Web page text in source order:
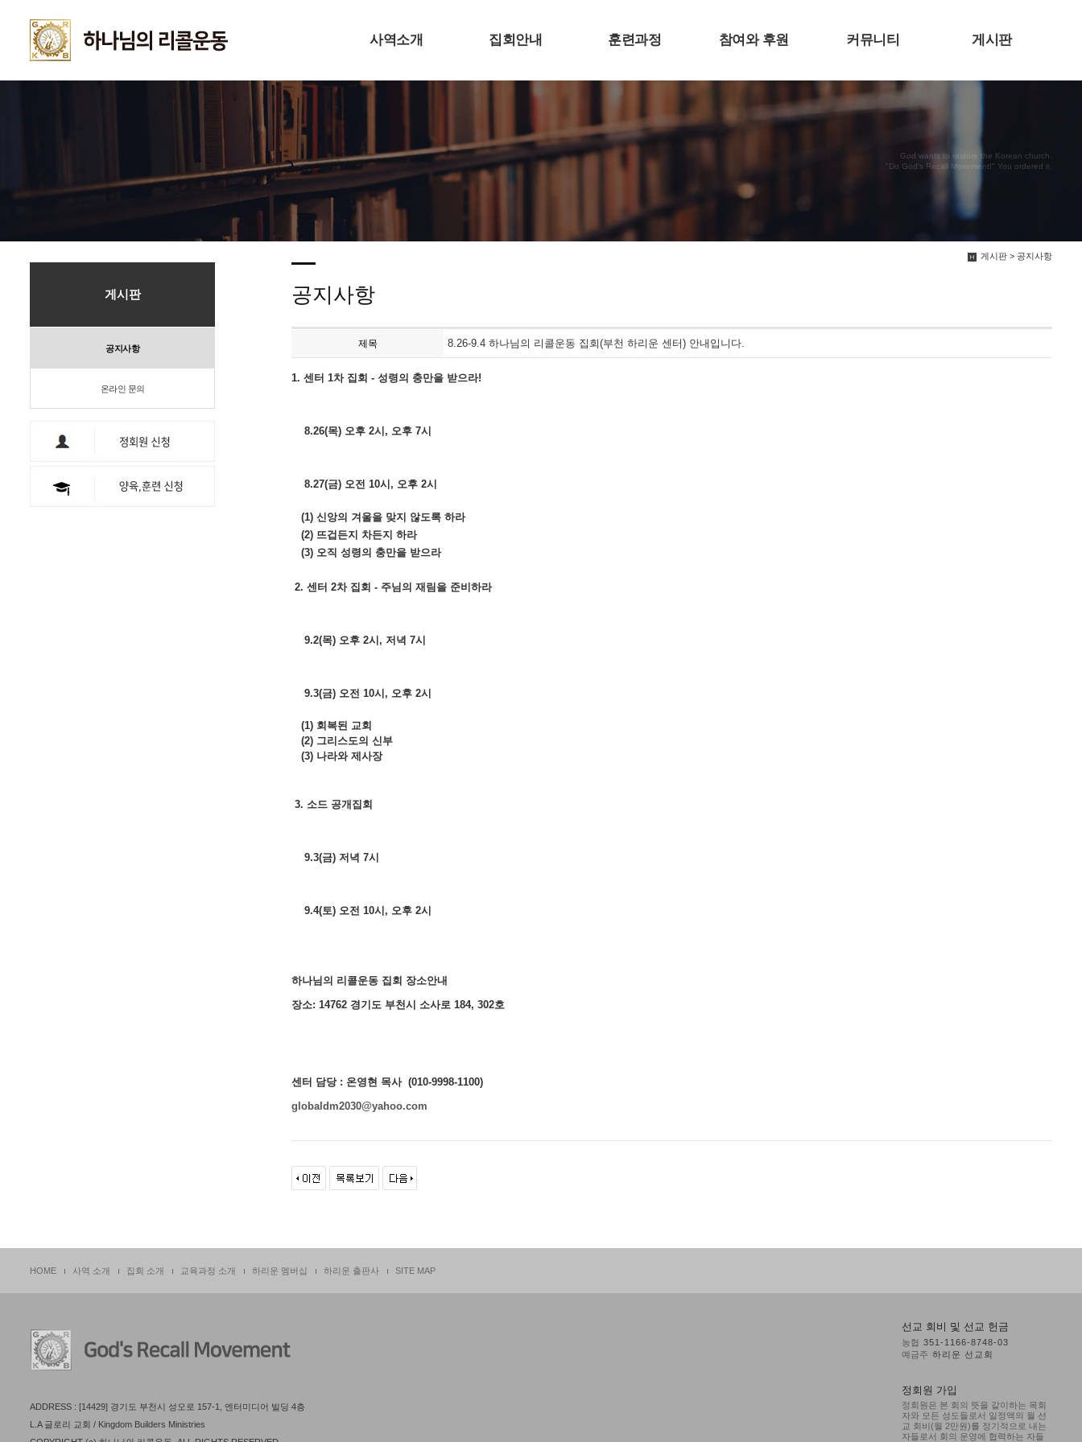
사역소개 집회안내 훈련과정 참여와 후원 커뮤니티 게시판
God wants to restore the Korean church.
"Do God's Recall Movement!" You ordered it.
게시판 > 공지사항
게시판
공지사항
온라인 문의
공지사항
제목 8.26-9.4 하나님의 리콜운동 집회(부천 하리운 센터) 안내입니다.
1. 센터 1차 집회 - 성령의 충만을 받으라!
8.26(목) 오후 2시, 오후 7시
8.27(금) 오전 10시, 오후 2시
(1) 신앙의 겨울을 맞지 않도록 하라
(2) 뜨겁든지 차든지 하라
(3) 오직 성령의 충만을 받으라
2. 센터 2차 집회 - 주님의 재림을 준비하라
9.2(목) 오후 2시, 저녁 7시
9.3(금) 오전 10시, 오후 2시
(1) 회복된 교회
(2) 그리스도의 신부
(3) 나라와 제사장
3. 소드 공개집회
9.3(금) 저녁 7시
9.4(토) 오전 10시, 오후 2시
하나님의 리콜운동 집회 장소안내
장소: 14762 경기도 부천시 소사로 184, 302호
센터 담당 : 온영현 목사 (010-9998-1100)
globaldm2030@yahoo.com
HOME 사역 소개 집회 소개 교육과정 소개 하리운 멤버십 하리운 출판사 SITE MAP
ADDRESS : [14429] 경기도 부천시 성오로 157-1, 엔터미디어 빌딩 4층
L.A 글로리 교회 / Kingdom Builders Ministries
선교 회비 및 선교 헌금
농협 351-1166-8748-03
예금주 하리운 선교회
정회원 가입
정회원은 본 회의 뜻을 같이하는 목회
자와 모든 성도들로서 일정액의 월 선
교 회비(월 2만원)를 정기적으로 내는
자들로서 회의 운영에 협력하는 자들